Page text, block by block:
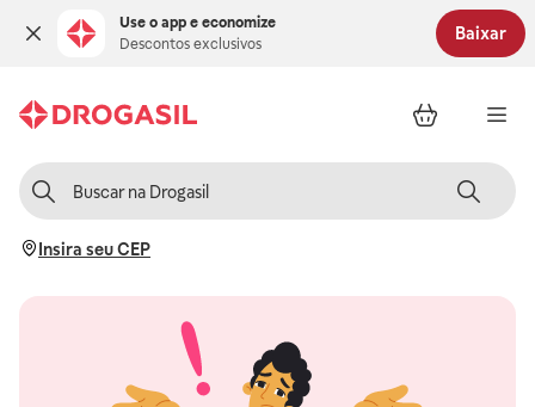
Use o app e economize
Descontos exclusivos
Baixar
Insira seu CEP